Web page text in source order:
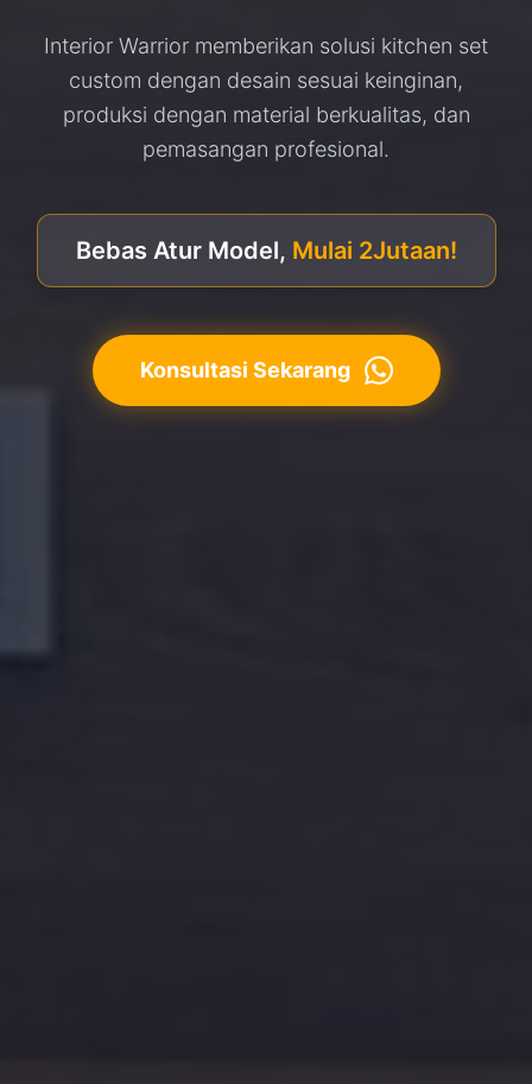
Interior Warrior memberikan solusi kitchen set
custom dengan desain sesuai keinginan,
produksi dengan material berkualitas, dan
pemasangan profesional.
Bebas Atur Model, Mulai 2Jutaan!
Konsultasi Sekarang